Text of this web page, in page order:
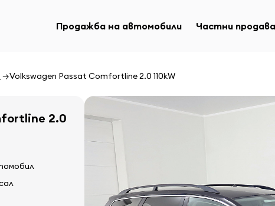
Продажба на автомобили Частни
Volkswagen Passat Comfortline 2.0 110kW
2.0